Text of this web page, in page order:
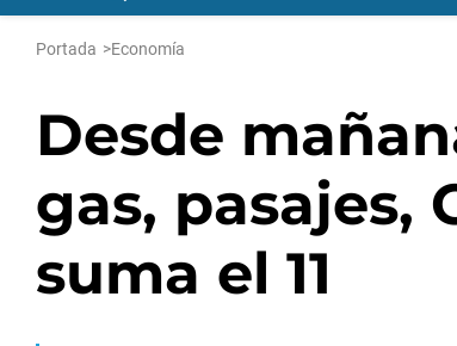
Portada >Economía
Desde
gas, pasajes,
suma el 11